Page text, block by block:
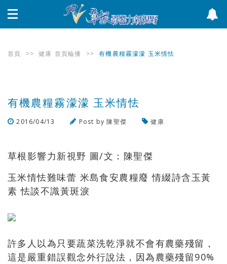
首頁 >> 健康 首頁輪播 >> 有機農糧霧濛濛 玉米情怯
有機農糧霧濛濛 玉米情怯
2016/04/13 Post by陳聖傑
健康
草根影響力新視野 圖/文：陳聖傑
玉米情怯難味蕾 米島食安農糧廢 情綴詩含玉黃
素 怯談不識黃斑淚
許多人以為只要蔬菜洗乾淨就不會有農藥殘留，
這是嚴重錯誤觀念外行說法，因為農藥殘留90%